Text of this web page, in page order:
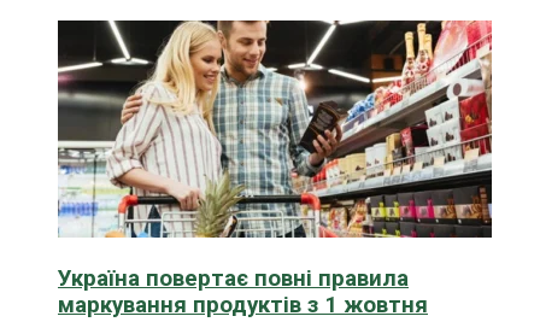
Україна повертає повні правила
маркування продуктів з 1 жовтня